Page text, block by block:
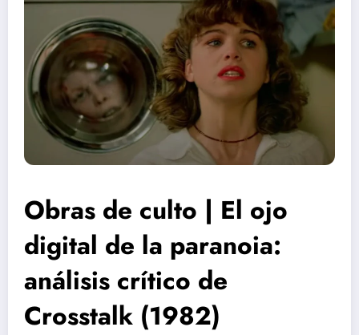
Obras de culto | El ojo
digital de la paranoia:
análisis crítico de
Crosstalk (1982)